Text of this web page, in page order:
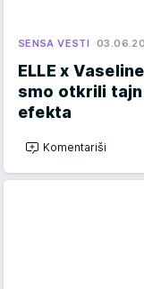
SENSA VESTI
ELLE x
smo otkrili
efekta
Komentariši